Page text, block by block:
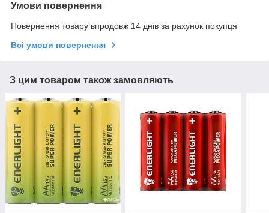
Умови повернення
Повернення товару впродовж 14 днів за рахунок покупця
Всі умови повернення
З цим товаром також замовляють